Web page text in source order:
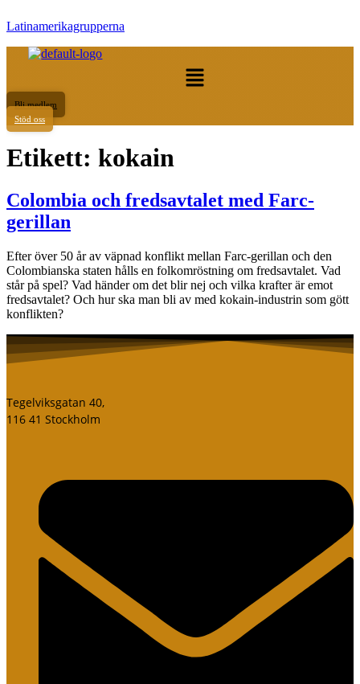
Latinamerikagrupperna
Meny
Bli medlem
Stöd oss
Etikett: kokain
Colombia och fredsavtalet med Farc-
gerillan
Efter över 50 år av väpnad konflikt mellan Farc-gerillan och den
Colombianska staten hålls en folkomröstning om fredsavtalet. Vad
står på spel? Vad händer om det blir nej och vilka krafter är emot
fredsavtalet? Och hur ska man bli av med kokain-industrin som gött
konflikten?
Tegelviksgatan 40,
116 41 Stockholm